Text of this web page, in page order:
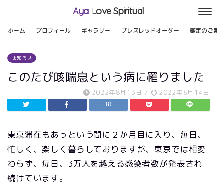
Aya Love Spiritual
ホーム プロフィール ギャラリー ブレスレッドオーダー 鑑定のご
お知らせ
このたび咳喘息という病に罹りました
2022年8月13日 / 2022年8月14日
東京滞在もあっという間に２か月目に入り、毎日、
忙しく、楽しく暮らしておりますが、東京では相変
わらず、毎日、3万人を越える感染者数が発表され
続けています。